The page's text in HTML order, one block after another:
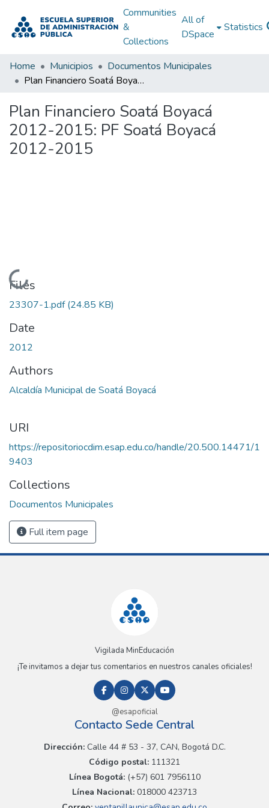
Communities
&
Collections
All of
DSpace
Statistics
Home Municipios
Documentos Municipales
Plan Financiero Soatá Boyacá 2012-2015: PF Soatá Boyacá 2012-2015
Plan Financiero Soatá Boyacá
2012-2015: PF Soatá Boyacá
2012-2015
Loading...
Files
23307-1.pdf(24.85 KB)
Date
2012
Authors
Alcaldía Municipal de Soatá Boyacá
URI
https://repositoriocdim.esap.edu.co/handle/20.500.14471/1
9403
Collections
Documentos Municipales
Full item page
Vigilada MinEducación
¡Te invitamos a dejar tus comentarios en nuestros canales oficiales!
@esapoficial
Contacto Sede Central
Dirección:Calle 44 # 53 - 37, CAN, Bogotá D.C.
Código postal: 111321
Línea Bogotá:(+57) 601 7956110
Línea Nacional: 018000 423713